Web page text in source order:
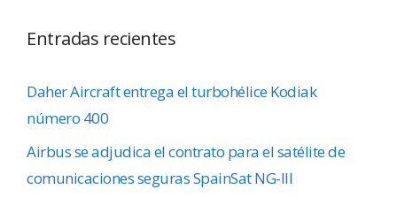
Entradas recientes
Daher Aircraft entrega el turbohélice Kodiak
número 400
Airbus se adjudica el contrato para el satélite de
comunicaciones seguras SpainSat NG-III